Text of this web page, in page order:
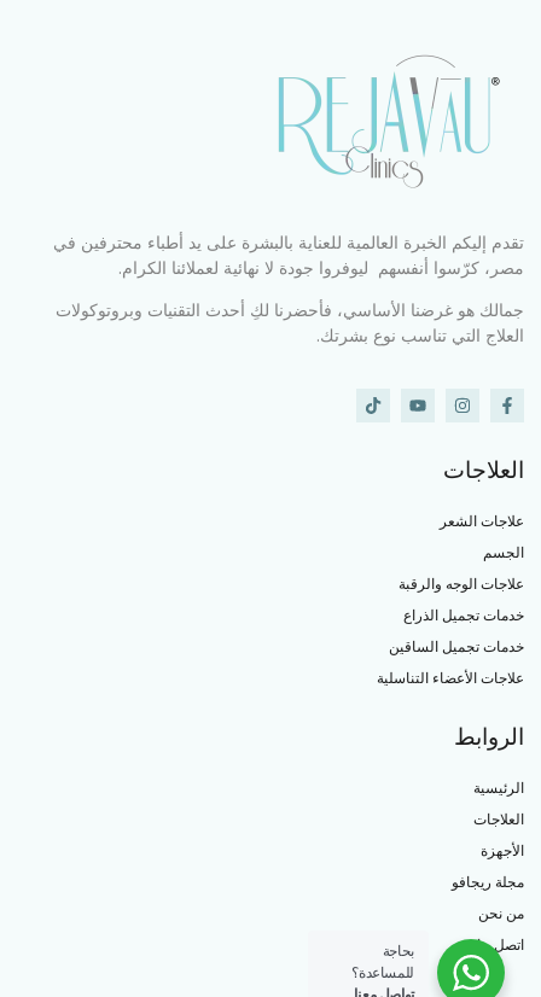
تقدم إليكم الخبرة العالمية للعناية بالبشرة على يد أطباء محترفين في
مصر، كرّسوا أنفسهم ليوفروا جودة لا نهائية لعملائنا الكرام.
جمالك هو غرضنا الأساسي، فأحضرنا لكِ أحدث التقنيات وبروتوكولات
العلاج التي تناسب نوع بشرتك.
العلاجات
علاجات الشعر
الجسم
علاجات الوجه والرقبة
خدمات تجميل الذراع
خدمات تجميل الساقين
علاجات الأعضاء التناسلية
الروابط
الرئيسية
العلاجات
الأجهزة
مجلة ريجافو
من نحن
اتصل بنا
بحاجة
للمساعدة؟